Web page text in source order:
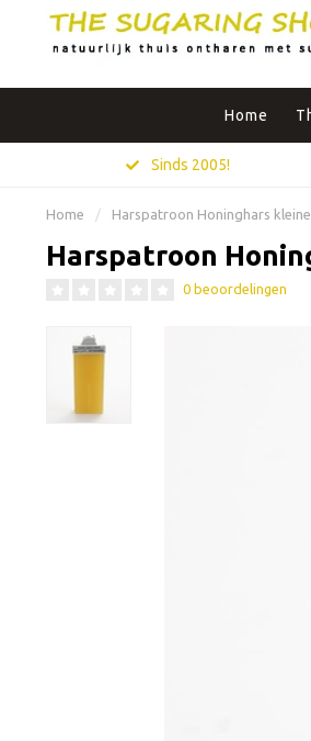
Home
Sinds 2005!
Home / Harspatroon Honinghars
Harspatroon
0 beoordelingen